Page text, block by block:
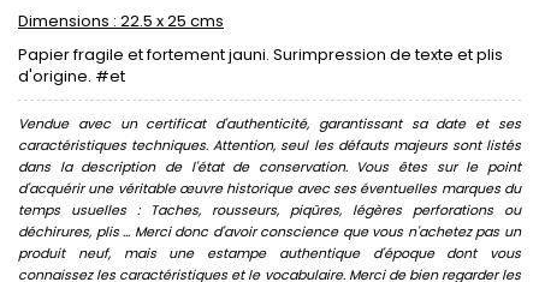
Dimensions : 22.5 x 25 cms
Papier fragile et fortement jauni. Surimpression de texte et plis
d'origine. #et
Vendue avec un certificat d'authenticité, garantissant sa date et ses
caractéristiques techniques. Attention, seul les défauts majeurs sont listés
dans la description de l'état de conservation. Vous êtes sur le point
d'acquérir une véritable œuvre historique avec ses éventuelles marques du
temps usuelles : Taches, rousseurs, piqûres, légères perforations ou
déchirures, plis ... Merci donc d'avoir conscience que vous n'achetez pas un
produit neuf, mais une estampe authentique d'époque dont vous
connaissez les caractéristiques et le vocabulaire. Merci de bien regarder les